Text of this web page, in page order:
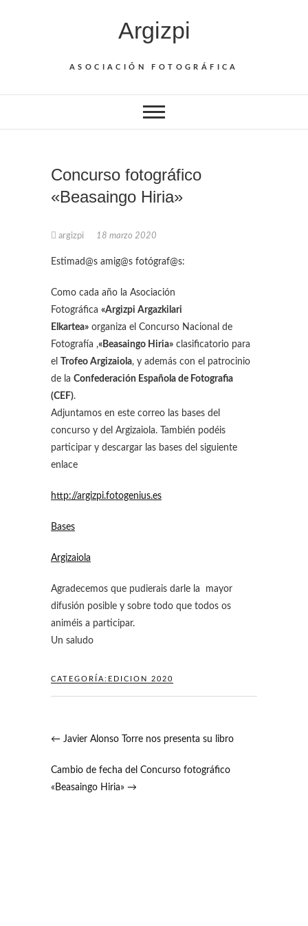
Argizpi
ASOCIACIÓN FOTOGRÁFICA
Concurso fotográfico
«Beasaingo Hiria»
argizpi 18 marzo 2020
Estimad@s amig@s fotógraf@s:
Como cada año la Asociación
Fotográfica «Argizpi Argazkilari
Elkartea» organiza el Concurso Nacional de
Fotografía ,«Beasaingo Hiria» clasificatorio para
el
Trofeo Argizaiola, y además con el patrocinio
de la Confederación Española de Fotografia
(CEF).
Adjuntamos en este correo las bases del
concurso y del Argizaiola. También podéis
participar y descargar las bases del siguiente
enlace
http://argizpi.fotogenius.es
Bases
Argizaiola
Agradecemos que pudierais darle la mayor
difusión posible y sobre todo que todos os
animéis a participar.
Un saludo
CATEGORÍA: EDICION 2020
← Javier Alonso Torre nos presenta su libro
Cambio de fecha del Concurso fotográfico
«Beasaingo Hiria» →